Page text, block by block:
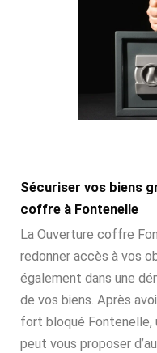
Sécuriser vos biens
coffre à Fontenelle
La Ouverture coffre
redonner accès à vos
également dans une
de vos biens. Après
fort bloqué Fontenelle,
peut vous proposer